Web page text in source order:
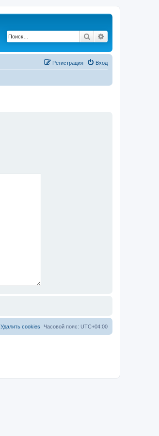
Поиск
Вход
Регистрация
Часовой пояс: UTC+04:00
Удалить cookies